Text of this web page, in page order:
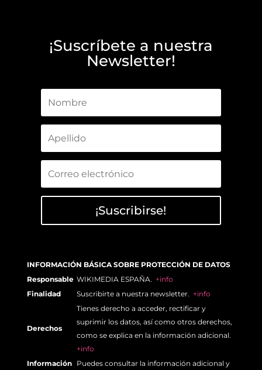
¡Suscríbete a nuestra
Newsletter!
¡Suscribirse!
INFORMACIÓN BÁSICA SOBRE PROTECCIÓN DE DATOS
Responsable WIKIMEDIA ESPAÑA. +info
Finalidad
Suscribirte a nuestra newsletter. +info
Derechos
Tienes derecho a acceder, rectificar y
suprimir los datos, así como otros derechos,
como se explica en la información adicional.
+info
Información
Puedes consultar la información adicional y